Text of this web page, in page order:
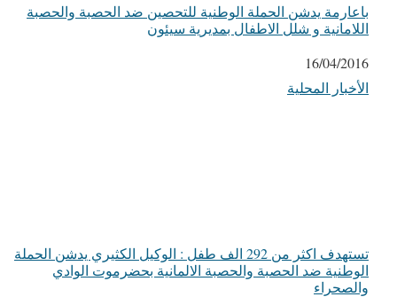
باعارمة يدشن الحملة الوطنية للتحصين ضد الحصبة والحصبة
اللامانية و شلل الاطفال بمديرية سيئون
التاريخ
16/04/2016
في ما يتعلق بما يأتي
الأخبار المحلية
تستهدف اكثر من 292 الف طفل : الوكيل الكثيري يدشن الحملة
الوطنية ضد الحصبة والحصبة الالمانية بحضرموت الوادي
والصحراء